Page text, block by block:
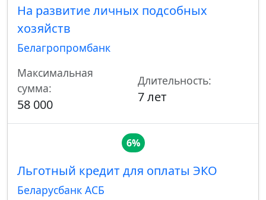
На развитие личных подсобных
хозяйств
Белагропромбанк
Максимальная
сумма:
58 000
Длительность:
7 лет
6%
Льготный кредит для оплаты ЭКО
Беларусбанк АСБ